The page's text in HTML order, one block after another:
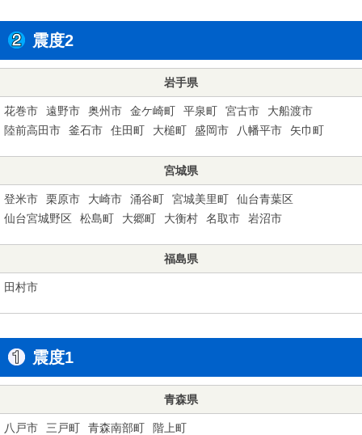
震度2
岩手県
花巻市 遠野市 奥州市 金ケ崎町 平泉町 宮古市
大船渡市
陸前高田市
釜石市 住田町 大槌町 盛岡市 八幡平市 矢巾町
宮城県
登米市 栗原市 大崎市 涌谷町 宮城美里町
仙台青葉区
仙台宮城野区
松島町 大郷町 大衡村 名取市 岩沼市
福島県
田村市
震度1
青森県
八戸市 三戸町 青森南部町 階上町